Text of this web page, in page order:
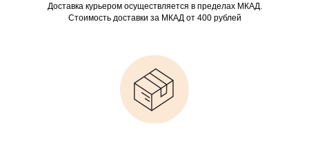
Доставка курьером осуществляется в пределах МКАД.
Стоимость доставки за МКАД от 400 рублей